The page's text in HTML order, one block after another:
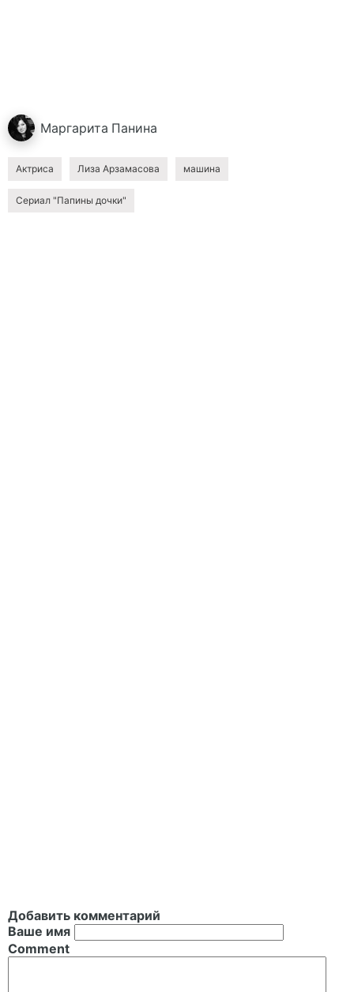
Маргарита Панина
Актриса Лиза Арзамасова машина
Сериал "Папины дочки"
Добавить комментарий
Ваше имя
Comment